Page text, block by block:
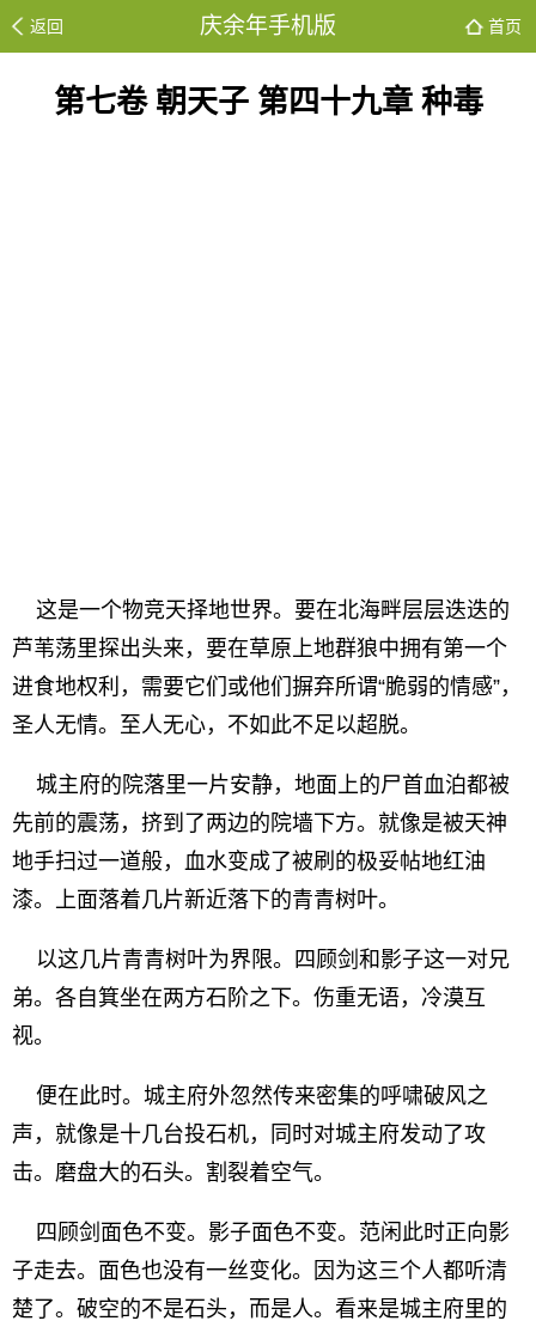
返回 庆余年手机版 首页
第七卷 朝天子 第四十九章 种毒
这是一个物竞天择地世界。要在北海畔层层迭迭的
芦苇荡里探出头来，要在草原上地群狼中拥有第一个
进食地权利，需要它们或他们摒弃所谓“脆弱的情感”，
圣人无情。至人无心，不如此不足以超脱。
城主府的院落里一片安静，地面上的尸首血泊都被
先前的震荡，挤到了两边的院墙下方。就像是被天神
地手扫过一道般，血水变成了被刷的极妥帖地红油
漆。上面落着几片新近落下的青青树叶。
以这几片青青树叶为界限。四顾剑和影子这一对兄
弟。各自箕坐在两方石阶之下。伤重无语，冷漠互
视。
便在此时。城主府外忽然传来密集的呼啸破风之
声，就像是十几台投石机，同时对城主府发动了攻
击。磨盘大的石头。割裂着空气。
四顾剑面色不变。影子面色不变。范闲此时正向影
子走去。面色也没有一丝变化。因为这三个人都听清
楚了。破空的不是石头，而是人。看来是城主府里的